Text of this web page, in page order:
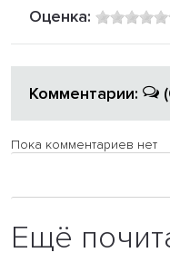
Оценка:
Комментарии:
Пока комментариев нет
Ещё